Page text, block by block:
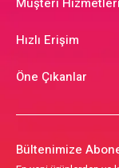
Hızlı Erişim
Öne Çıkanlar
Bültenimize